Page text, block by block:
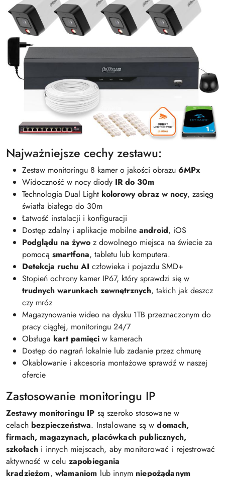
Najważniejsze cechy zestawu:
Zestaw monitoringu 8 kamer o jakości obrazu 6MPx
Widoczność w nocy diody IR do 30m
Technologia Dual Light kolorowy obraz w nocy, zasięg
światła białego do 30m
Łatwość instalacji i konfiguracji
Dostęp zdalny i aplikacje mobilne android, iOS
Podglądu na żywo z dowolnego miejsca na świecie za
pomocą smartfona, tabletu lub komputera.
Detekcja ruchu AI człowieka i pojazdu SMD+
Stopień ochrony kamer IP67, który sprawdzi się w
trudnych warunkach zewnętrznych, takich jak deszcz
czy mróz
Magazynowanie wideo na dysku 1TB przeznaczonym do
pracy ciągłej, monitoringu 24/7
Obsługa kart pamięci w kamerach
Dostęp do nagrań lokalnie lub zadanie przez chmurę
Okablowanie i akcesoria montażowe sprawdź w naszej
ofercie
Zastosowanie monitoringu IP
Zestawy monitoringu IP są szeroko stosowane w
celach bezpieczeństwa. Instalowane są wdomach,
firmach, magazynach, placówkach publicznych,
szkołach i innych miejscach, aby monitorować i rejestrować
aktywność w celu zapobiegania
kradzieżom, włamaniom lub innym niepożądanym